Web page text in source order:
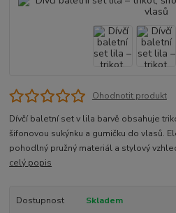
Ohodnotit produkt
Dívčí baletní set v lila barvě obsahuje
šifonovou sukýnku a gumičku do vlasů.
pohodlný pružný materiál a stylový
celý popis
Dostupnost
Skladem